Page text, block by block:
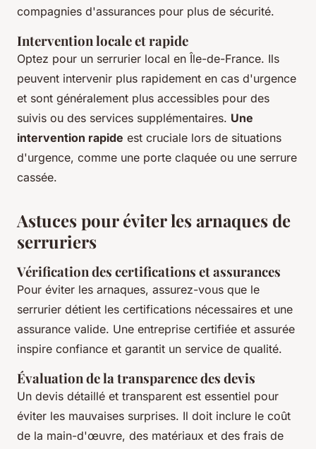
compagnies d'assurances pour plus de sécurité.
Intervention locale et rapide
Optez pour un serrurier local en Île-de-France. Ils
peuvent intervenir plus rapidement en cas d'urgence
et sont généralement plus accessibles pour des
suivis ou des services supplémentaires. Une
intervention rapide est cruciale lors de situations
d'urgence, comme une porte claquée ou une serrure
cassée.
Astuces pour éviter les arnaques de
serruriers
Vérification des certifications et assurances
Pour éviter les arnaques, assurez-vous que le
serrurier détient les certifications nécessaires et une
assurance valide. Une entreprise certifiée et assurée
inspire confiance et garantit un service de qualité.
Évaluation de la transparence des devis
Un devis détaillé et transparent est essentiel pour
éviter les mauvaises surprises. Il doit inclure le coût
de la main-d'œuvre, des matériaux et des frais de